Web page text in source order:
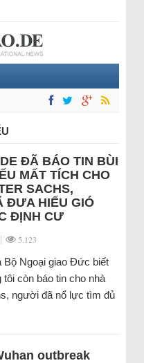
ĐÃ BÁO TIN BÙI
MẤT TÍCH CHO
SACHS,
ĐƯA HIẾU GIÓ
ĐỊNH CƯ
| 5.123
Bộ Ngoại giao Đức biết
còn báo tin cho nhà
người đã nổ lực tìm đủ
outbreak